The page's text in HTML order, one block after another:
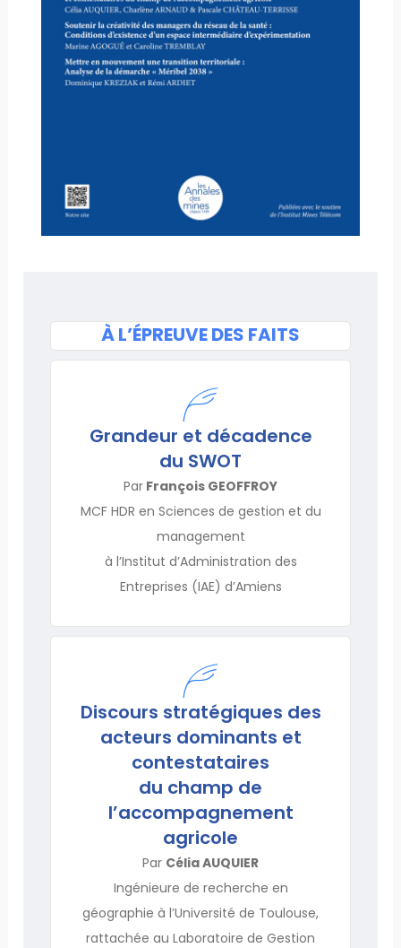
À L’ÉPREUVE DES FAITS
Grandeur et décadence
du SWOT
Par François GEOFFROY
MCF HDR en Sciences de gestion et du
management
à l’Institut d’Administration des
Entreprises (IAE) d’Amiens
Discours stratégiques des
acteurs dominants et
contestataires
du champ de
l’accompagnement
agricole
Par Célia AUQUIER
Ingénieure de recherche en
géographie à l’Université de Toulouse,
rattachée au Laboratoire de Gestion